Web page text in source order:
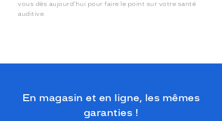
vous dès aujourd'hui pour faire le point sur votre santé
auditive.
En magasin et en ligne, les mêmes
garanties !